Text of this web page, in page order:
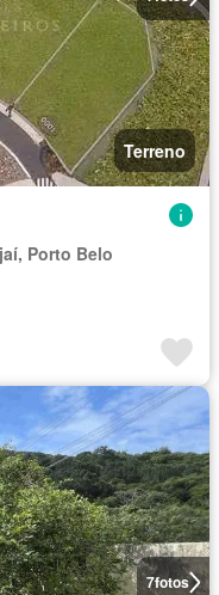
Terreno
Porto Belo
7fotos